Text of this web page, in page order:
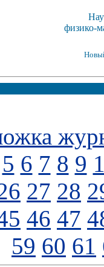
физико-
5 6 7 8 9
27 28
46 47
59 60 61